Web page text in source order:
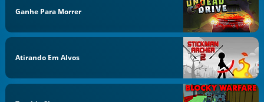
Ganhe Para Morrer
Atirando Em Alvos